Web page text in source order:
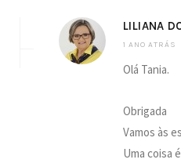
LILIANA
1 ANO ATRÁS
Olá Tania.
Obrigada
Vamos às
Uma coisa